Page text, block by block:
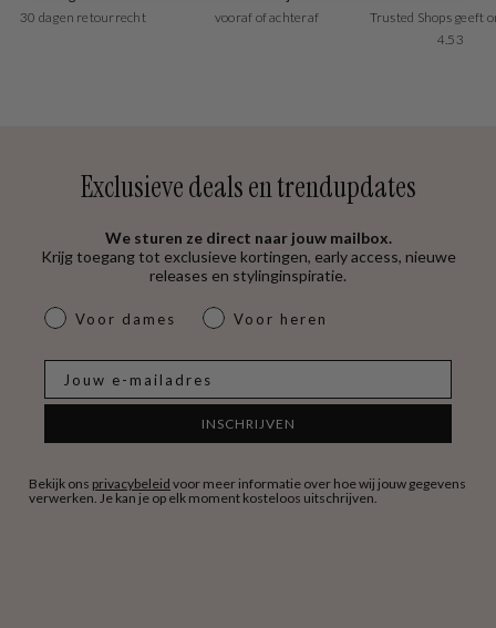
30 dagen retourrecht
vooraf of achteraf
Trusted Shops geeft
4.53
Exclusieve deals en trendupdates
We sturen ze direct naar jouw mailbox.
Krijg toegang tot exclusieve kortingen, early access, nieuwe
releases en stylinginspiratie.
dames & heren
Voor dames Voor heren
INSCHRIJVEN
Bekijk ons privacybeleid voor meer informatie over hoe wij jouw gegevens
verwerken. Je kan je op elk moment kosteloos uitschrijven.